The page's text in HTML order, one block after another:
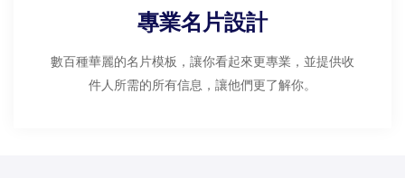
專業名片設計
數百種華麗的名片模板，讓你看起來更專業，並提供收
件人所需的所有信息，讓他們更了解你。